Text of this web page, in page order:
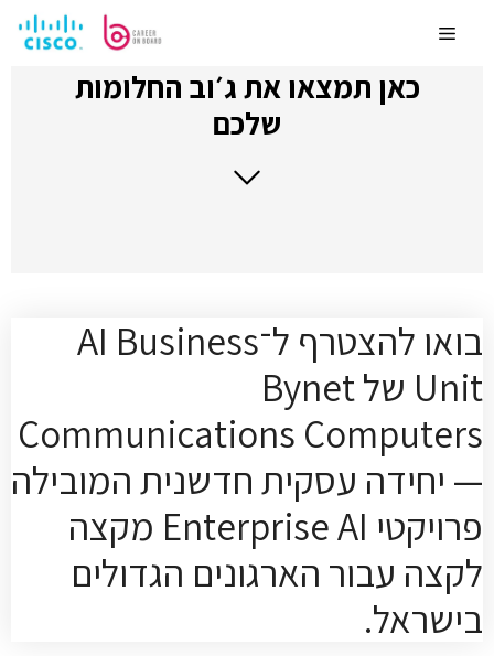
לתוכןMenu
כאן תמצאו את ג׳וב החלומות
שלכם
בואו להצטרף ל־AI Business
Unit של Bynet
Communications Computers
— יחידה עסקית חדשנית המובילה
פרויקטי Enterprise AI מקצה
לקצה עבור הארגונים הגדולים
בישראל.